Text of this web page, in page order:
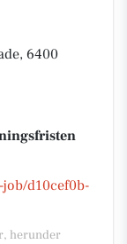
6400
d10cef0b-
herunder